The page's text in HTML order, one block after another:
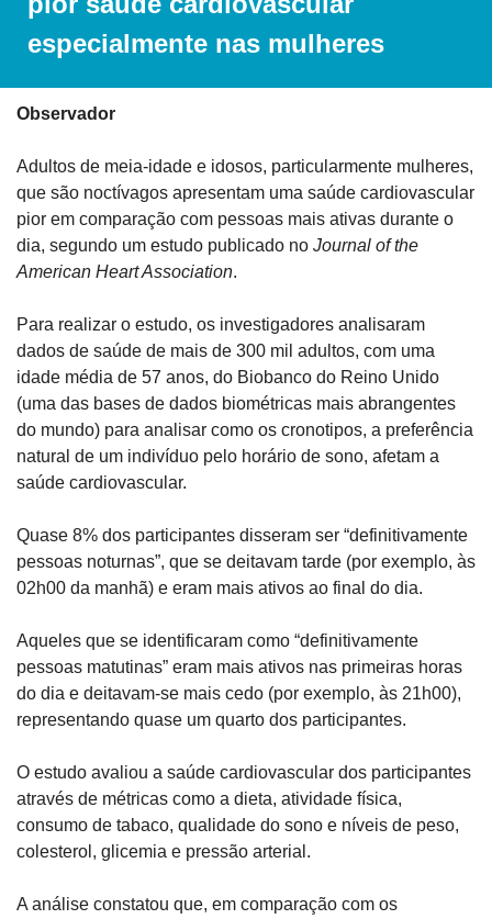
especialmente nas mulheres
Observador
Adultos de meia-idade e idosos, particularmente mulheres,
que são noctívagos apresentam uma saúde cardiovascular
pior em comparação com pessoas mais ativas durante o
dia, segundo um estudo publicado no Journal of the
American Heart Association.
Para realizar o estudo, os investigadores analisaram
dados de saúde de mais de 300 mil adultos, com uma
idade média de 57 anos, do Biobanco do Reino Unido
(uma das bases de dados biométricas mais abrangentes
do mundo) para analisar como os cronotipos, a preferência
natural de um indivíduo pelo horário de sono, afetam a
saúde cardiovascular.
Quase 8% dos participantes disseram ser “definitivamente
pessoas noturnas”, que se deitavam tarde (por exemplo, às
02h00 da manhã) e eram mais ativos ao final do dia.
Aqueles que se identificaram como “definitivamente
pessoas matutinas” eram mais ativos nas primeiras horas
do dia e deitavam-se mais cedo (por exemplo, às 21h00),
representando quase um quarto dos participantes.
O estudo avaliou a saúde cardiovascular dos participantes
através de métricas como a dieta, atividade física,
consumo de tabaco, qualidade do sono e níveis de peso,
colesterol, glicemia e pressão arterial.
A análise constatou que, em comparação com os